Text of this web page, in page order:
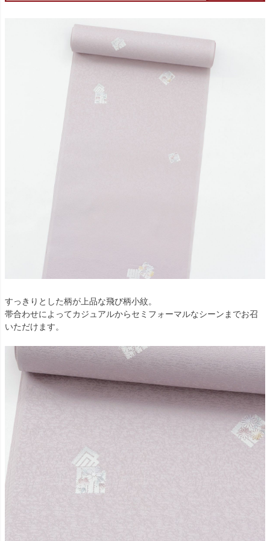
すっきりとした柄が上品な飛び柄小紋。
帯合わせによってカジュアルからセミフォーマルなシーンまでお召
いただけます。